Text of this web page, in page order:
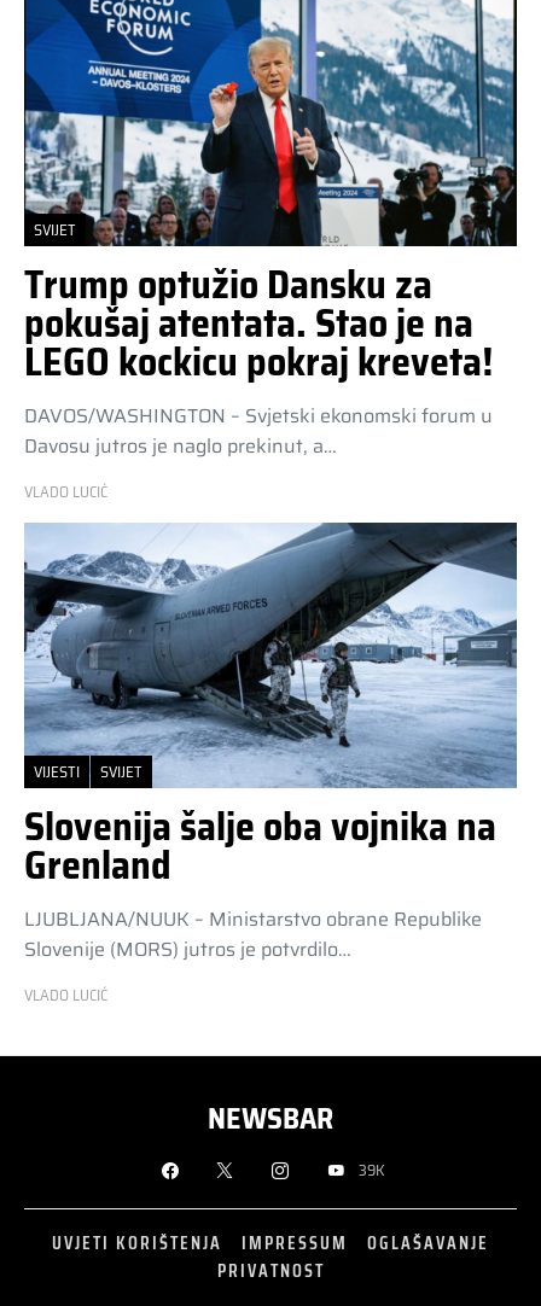
SVIJET
Trump optužio Dansku za
pokušaj atentata. Stao je na
LEGO kockicu pokraj kreveta!
DAVOS/WASHINGTON – Svjetski ekonomski forum u
Davosu jutros je naglo prekinut, a…
VLADO LUCIĆ
VIJESTI SVIJET
Slovenija šalje oba vojnika na
Grenland
LJUBLJANA/NUUK – Ministarstvo obrane Republike
Slovenije (MORS) jutros je potvrdilo…
VLADO LUCIĆ
NEWSBAR
39K
UVJETI KORIŠTENJA IMPRESSUM
OGLAŠAVANJE
PRIVATNOST